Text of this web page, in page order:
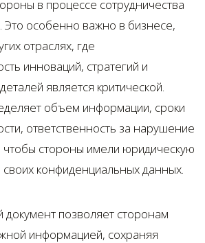
в процессе сотрудничества
Это особенно важно в бизнесе,
отраслях, где
инноваций, стратегий и
является критической.
объем информации, сроки
ответственность за нарушение
чтобы стороны имели юридическую
конфиденциальных данных.
документ позволяет сторонам
информацией, сохраняя